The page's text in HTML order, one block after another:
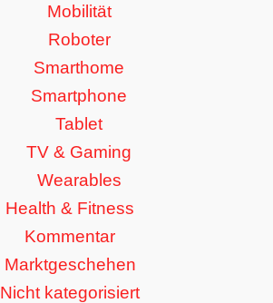
Mobilität
Roboter
Smarthome
Smartphone
Tablet
TV & Gaming
Wearables
Health & Fitness
Kommentar
Marktgeschehen
Nicht kategorisiert